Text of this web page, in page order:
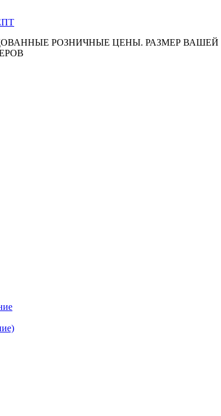
РОЗНИЧНЫЕ ЦЕНЫ. РАЗМЕР